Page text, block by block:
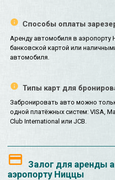
Способы оплаты
Аренду автомобиля в
банковской картой или
автомобиля.
Типы карт для
Забронировать авто можно
одной платёжных систем: VISA,
Club International или JCB.
Залог для аренды
аэропорту Ниццы